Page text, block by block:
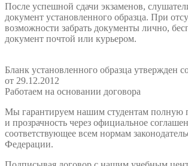
После успешной сдачи экзаменов,
документ установленного образца. При
возможности забрать документы лично,
документ почтой или курьером.
Бланк установленного образца утвержден
от 29.12.2012
Работаем на основании договора
Мы гарантируем нашим студентам полную
и прозрачность через официальное
соответствующее всем нормам
Федерации.